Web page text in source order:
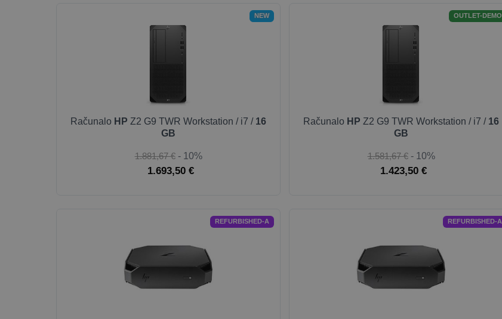
NEW
Računalo HP Z2 G9 TWR Workstation / i7 / 16
GB
1.881,67 € - 10%
1.693,50 €
OUTLET-DEMO
Računalo HP Z2 G9 TWR Workstation / i7 / 16
GB
1.581,67 € - 10%
1.423,50 €
REFURBISHED-A REFURBISHED-A